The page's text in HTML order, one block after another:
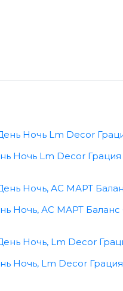
Ночь Lm Decor
Ночь, АС МАРТ Баланс
Ночь, Lm Decor Грация